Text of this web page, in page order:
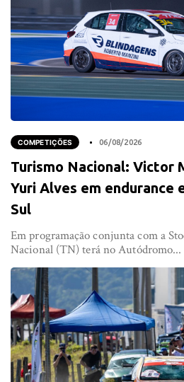
COMPETIÇÕES 06/08/2026
Turismo Nacional: Victor
Yuri Alves em endurance
Sul
Em programação conjunta com a
Nacional (TN) terá no Autódromo...